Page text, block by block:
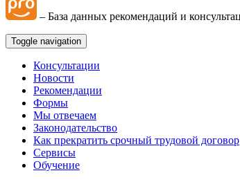
– База данных рекомендаций и
Toggle navigation
Консультации
Новости
Рекомендации
Формы
Мы отвечаем
Законодательство
Как прекратить срочный трудовой договор
Сервисы
Обучение